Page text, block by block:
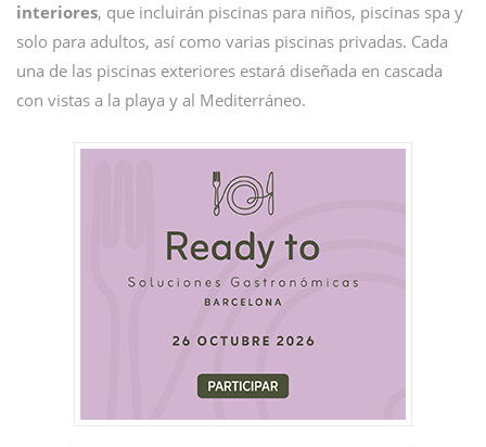
interiores, que incluirán piscinas para niños, piscinas spa y
solo para adultos, así como varias piscinas privadas. Cada
una de las piscinas exteriores estará diseñada en cascada
con vistas a la playa y al Mediterráneo.